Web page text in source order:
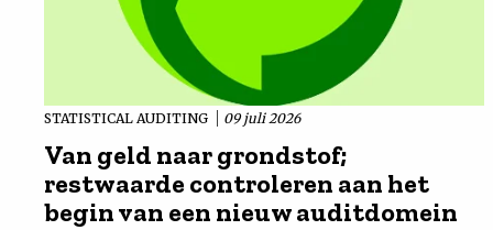
STATISTICAL AUDITING 09 juli 2026
Van geld naar grondstof;
restwaarde controleren aan het
begin van een nieuw auditdomein